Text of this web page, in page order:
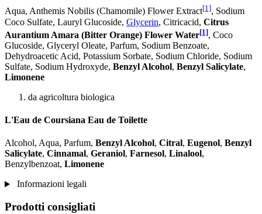
Aqua, Anthemis Nobilis (Chamomile) Flower Extract[1], Sodium
Coco­ Sulfate, Lauryl Glucoside, Glycerin, Citricacid, Citrus
Aurantium Amara (Bitter Orange) Flower Water[1], Coco
Glucoside, Glyceryl Oleate, Parfum, Sodium Benzoate,
Dehydroacetic Acid, Potassium Sorbate, Sodium Chloride, Sodium
Sulfate, Sodium Hydroxyde, Benzyl Alcohol, Benzyl Salicylate,
Limonene
da agricoltura biologica
L'Eau de Coursiana Eau de Toilette
Alcohol, Aqua, Parfum, Benzyl Alcohol, Citral, Eugenol, Benzyl
Salicylate, Cinnamal, Geraniol, Farnesol, Linalool,
Benzylbenzoat, Limonene
Informazioni legali
Prodotti consigliati